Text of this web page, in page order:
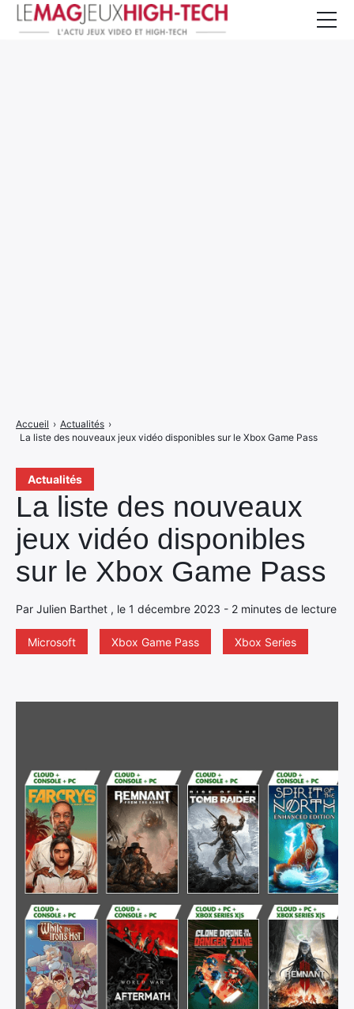
Actualités
La liste des nouveaux
jeux vidéo disponibles
sur le Xbox Game Pass
Par Julien Barthet , le 1 décembre 2023 - 2 minutes de lecture
Microsoft Xbox Game Pass Xbox Series
Accueil › Actualités ›
La liste des nouveaux jeux vidéo disponibles sur le Xbox Game Pass